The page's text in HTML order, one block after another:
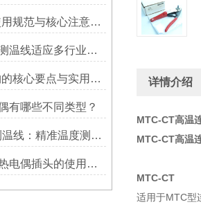
示温贴纸的使用规范与核心注意事项解读
美国OMEGA测温线适应多行业需求
感温贴纸选购的核心要点与实用建议
有哪些不同类型？
美国omega测温线：精准温度测量的可靠选择
浅述OMEGA热电偶插头的使用意义
详情介绍
MTC-CT高温
MTC-CT高温
MTC-CT
适用于MTC型